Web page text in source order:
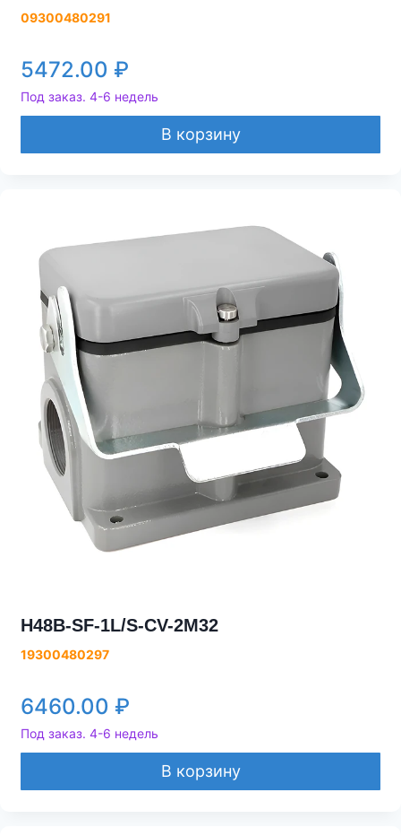
09300480291
5472.00 ₽
Под заказ. 4-6 недель
В корзину
H48B-SF-1L/S-CV-2M32
19300480297
6460.00 ₽
Под заказ. 4-6 недель
В корзину